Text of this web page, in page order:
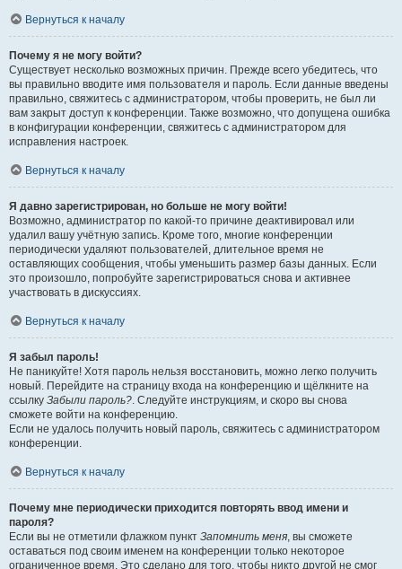
Вернуться к началу
Почему я не могу войти?
Существует несколько возможных причин. Прежде всего убедитесь, что
вы правильно вводите имя пользователя и пароль. Если данные введены
правильно, свяжитесь с администратором, чтобы проверить, не был ли
вам закрыт доступ к конференции. Также возможно, что допущена ошибка
в конфигурации конференции, свяжитесь с администратором для
исправления настроек.
Вернуться к началу
Я давно зарегистрирован, но больше не могу войти!
Возможно, администратор по какой-то причине деактивировал или
удалил вашу учётную запись. Кроме того, многие конференции
периодически удаляют пользователей, длительное время не
оставляющих сообщения, чтобы уменьшить размер базы данных. Если
это произошло, попробуйте зарегистрироваться снова и активнее
участвовать в дискуссиях.
Вернуться к началу
Я забыл пароль!
Не паникуйте! Хотя пароль нельзя восстановить, можно легко получить
новый. Перейдите на страницу входа на конференцию и щёлкните на
ссылку Забыли пароль?. Следуйте инструкциям, и скоро вы снова
сможете войти на конференцию.
Если не удалось получить новый пароль, свяжитесь с администратором
конференции.
Вернуться к началу
Почему мне периодически приходится повторять ввод имени и
пароля?
Если вы не отметили флажком пункт Запомнить меня, вы сможете
оставаться под своим именем на конференции только некоторое
ограниченное время. Это сделано для того, чтобы никто другой не смог